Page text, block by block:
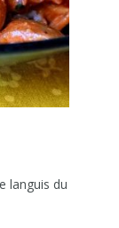
languis du